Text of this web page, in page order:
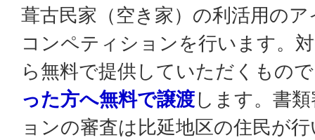
葺古民家（空き家）の利活用の
コンペティションを行います。
ら無料で提供していただくもの
った方へ無料で譲渡します。書
ョンの審査は比延地区の住民が